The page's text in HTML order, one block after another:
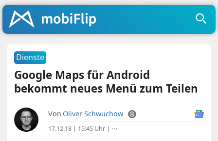
Dienste
Google Maps für Android
bekommt neues Menü zum Teilen
Von Oliver Schwuchow
17.12.18 | 15:45 Uhr | ⋯